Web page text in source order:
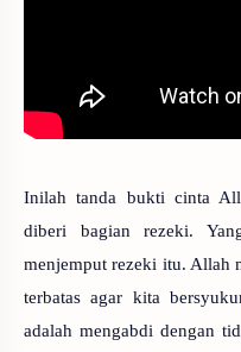
Inilah tanda bukti cinta
diberi bagian rezeki.
menjemput rezeki itu. Allah
terbatas agar kita
adalah mengabdi dengan